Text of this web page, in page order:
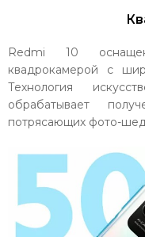
Redmi 10
квадрокамерой с
Технология
обрабатывает
потрясающих фото-